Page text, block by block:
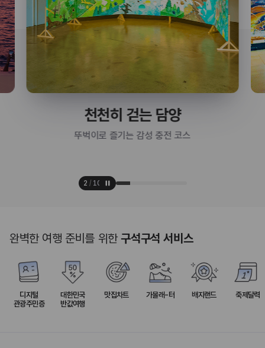
천천히 걷는 담양
뚜벅이로 즐기는 감성 충전 코스
2 / 10
완벽한 여행 준비를 위한구석구석 서비스
디지털
관광주민증
대한민국
반값여행
맛집차트 가볼래-터 배지랜드 축제달력